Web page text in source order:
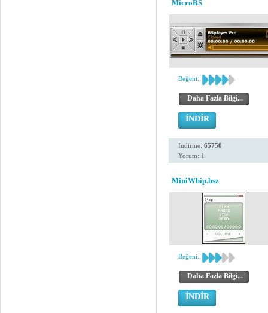
MicroBS
Beğeni:
Daha Fazla Bilgi...
İNDİR
İndirme: 65750
Yorum: 1
MiniWhip.bsz
Beğeni:
Daha Fazla Bilgi...
İNDİR